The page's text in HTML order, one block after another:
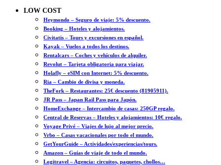
LOW COST
Heymondo – Seguro de viaje: 5% descuento.
Booking – Hoteles y alojamientos.
Civitatis – Tours y excursiones en español.
Kayak – Vuelos a todos los destinos.
Rentalcars – Coches y vehículos de alquiler.
Revolut – Tarjeta obligatoria para viajar.
Holafly – eSIM con Internet: 5% descuento.
Ria – Cambio de divisa y moneda.
TheFork – Restaurantes: 25€ descuento (81905911).
JR Pass – Japan Rail Pass para Japón.
HomeExchange – Intercambio de casas: 250GP regalo.
Central de Reservas – Hoteles y alojamientos: 10€ regalo.
Voyage Privé – Viajes de lujo al mejor precio.
Vrbo – Casas vacacionales por todo el mundo.
GetYourGuide – Actividades/experiencias/tours.
Amazon – Guías de viaje de todo el mundo.
Logitravel – Agencia: circuitos, paquetes, chollos…